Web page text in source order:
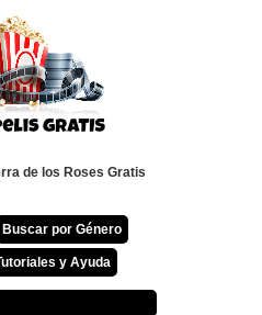
de los Roses Gratis
Buscar por Género
y Ayuda